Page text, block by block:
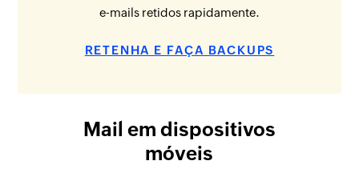
e-mails retidos rapidamente.
RETENHA E FAÇA BACKUPS
Mail em dispositivos
móveis